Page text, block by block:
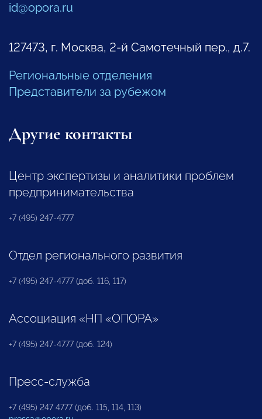
id@opora.ru
127473, г. Москва, 2-й Самотечный пер., д.7.
Региональные отделения
Представители за рубежом
Другие контакты
Центр экспертизы и аналитики проблем
предпринимательства
+7 (495) 247-4777
Отдел регионального развития
+7 (495) 247-4777 (доб. 116, 117)
Ассоциация «НП «ОПОРА»
+7 (495) 247-4777 (доб. 124)
Пресс-служба
+7 (495) 247 4777 (доб. 115, 114, 113)